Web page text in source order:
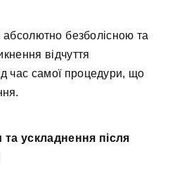
абсолютно безболісною та
відчуття
час самої процедури, що
ускладнення після